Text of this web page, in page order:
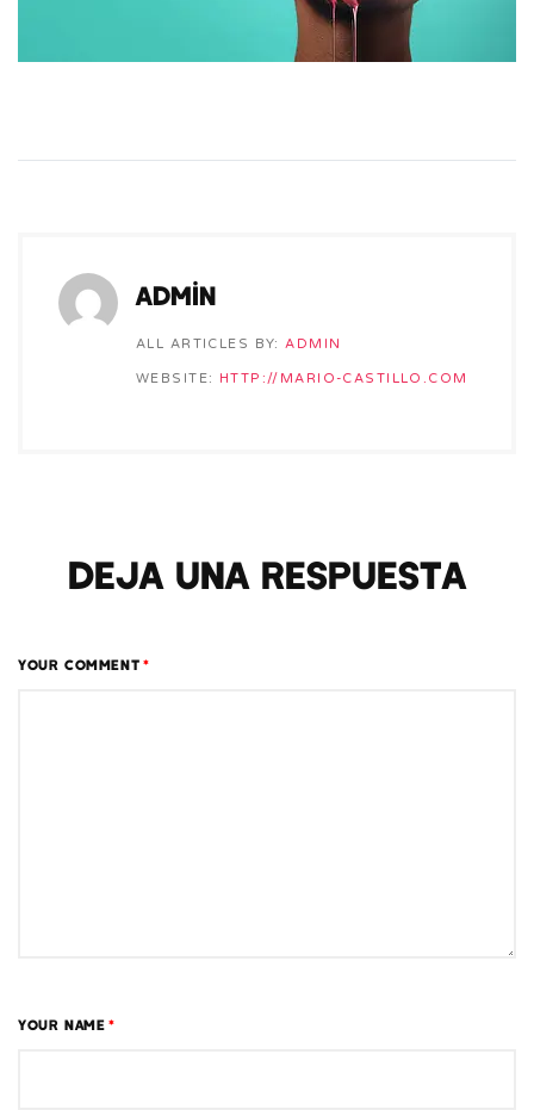
admin
ALL ARTICLES BY: ADMIN
WEBSITE: HTTP://MARIO-CASTILLO.COM
Deja una respuesta
YOUR COMMENT *
YOUR NAME *